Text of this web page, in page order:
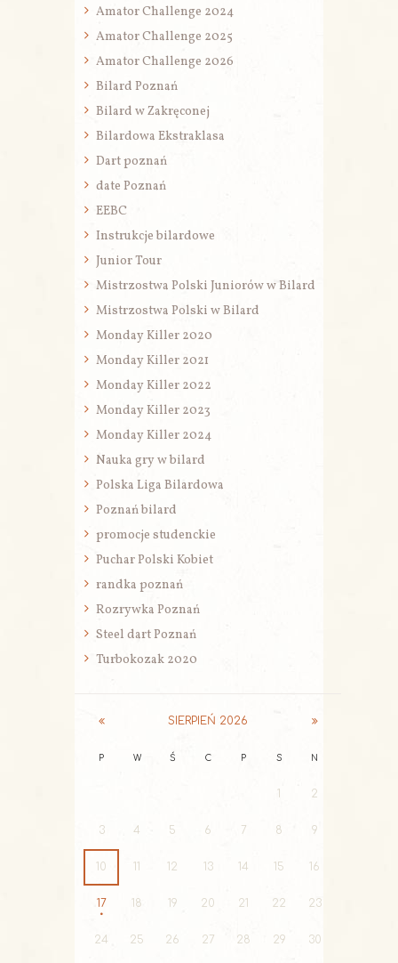
Amator Challenge 2024
Amator Challenge 2025
Amator Challenge 2026
Bilard Poznań
Bilard w Zakręconej
Bilardowa Ekstraklasa
Dart poznań
date Poznań
EEBC
Instrukcje bilardowe
Junior Tour
Mistrzostwa Polski Juniorów w Bilard
Mistrzostwa Polski w Bilard
Monday Killer 2020
Monday Killer 2021
Monday Killer 2022
Monday Killer 2023
Monday Killer 2024
Nauka gry w bilard
Polska Liga Bilardowa
Poznań bilard
promocje studenckie
Puchar Polski Kobiet
randka poznań
Rozrywka Poznań
Steel dart Poznań
Turbokozak 2020
SIERPIEŃ 2026
P W Ś C P S N
2
3 4 5 6 7 8 9
10 11 12 13 14 15 16
17 18 19 20 21 22 23
24 25 26 27 28 29 30